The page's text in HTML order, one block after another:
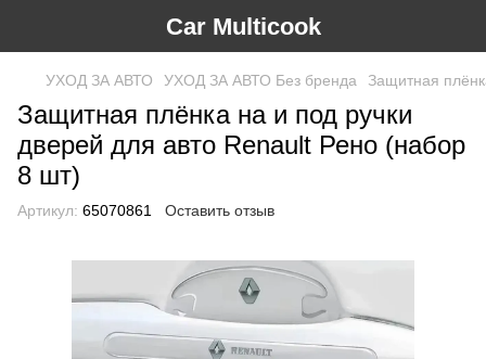
Car Multicook
УХОД ЗА АВТО УХОД ЗА АВТО Без бренда Защитная
Защитная плёнка на и под ручки
дверей для авто Renault Рено (набор
8 шт)
Артикул: 65070861 Оставить отзыв